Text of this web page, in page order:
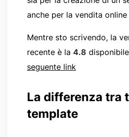
anche per la vendita
Mentre sto scrivendo, la
recente è la 4.8
seguente link
La differenza tra
template